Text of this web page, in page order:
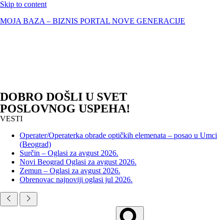
Skip to content
MOJA BAZA – BIZNIS PORTAL NOVE GENERACIJE
DOBRO DOŠLI U SVET
POSLOVNOG USPEHA!
VESTI
Operater/Operaterka obrade optičkih elemenata – posao u Umci
(Beograd)
Surčin – Oglasi za avgust 2026.
Novi Beograd Oglasi za avgust 2026.
Zemun – Oglasi za avgust 2026.
Obrenovac najnoviji oglasi jul 2026.